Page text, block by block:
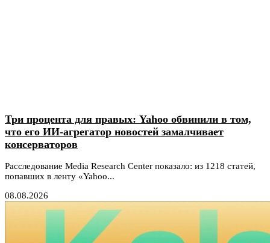
Три процента для правых: Yahoo обвинили в том,
что его ИИ-агрегатор новостей замалчивает
консерваторов
Расследование Media Research Center показало: из 1218 статей,
попавших в ленту «Yahoo...
08.08.2026